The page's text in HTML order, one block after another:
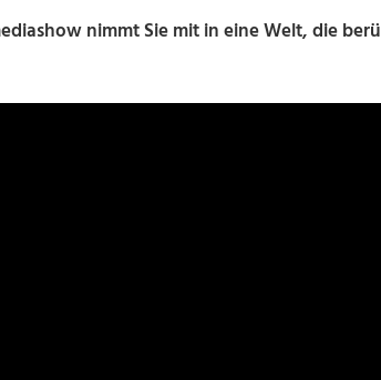
nimmt Sie mit in eine Welt, die